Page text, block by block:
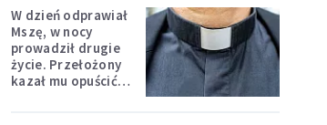
W dzień odprawiał
Mszę, w nocy
prowadził drugie
życie. Przełożony
kazał mu opuścić